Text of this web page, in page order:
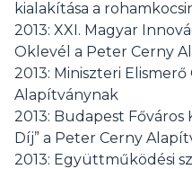
kialakítása a
2013: XXI. Magyar
Oklevél a Peter Cerny
2013: Miniszteri
Alapítványnak
2013: Budapest
Díj” a Peter Cerny
2013: Együttműködési